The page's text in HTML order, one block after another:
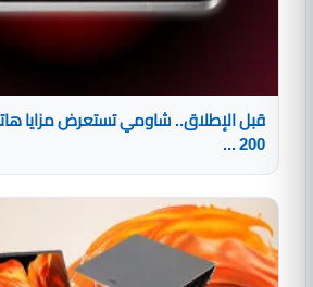
قبل الإطلاق.. شاومي تستعرض مزايا
200 ...